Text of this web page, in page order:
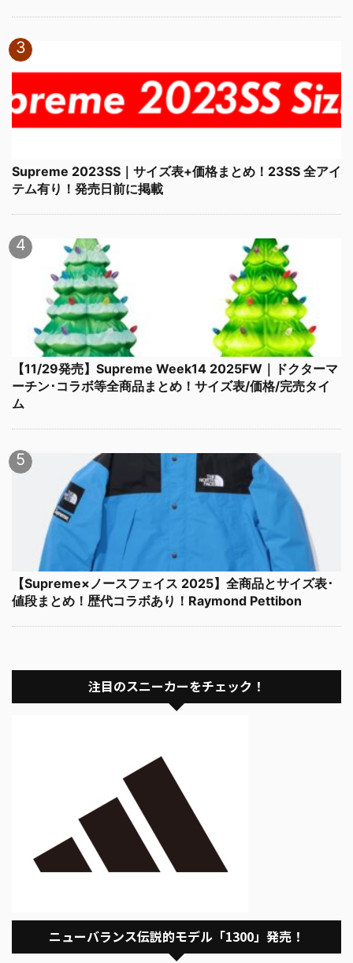
Supreme 2023SS｜サイズ表+価格まとめ！23SS 全アイ
テム有り！発売日前に掲載
【11/29発売】Supreme Week14 2025FW｜ドクターマ
ーチン･コラボ等全商品まとめ！サイズ表/価格/完売タイ
ム
【Supreme×ノースフェイス 2025】全商品とサイズ表･
値段まとめ！歴代コラボあり！Raymond Pettibon
注目のスニーカーをチェック！
ニューバランス伝説的モデル「1300」発売！